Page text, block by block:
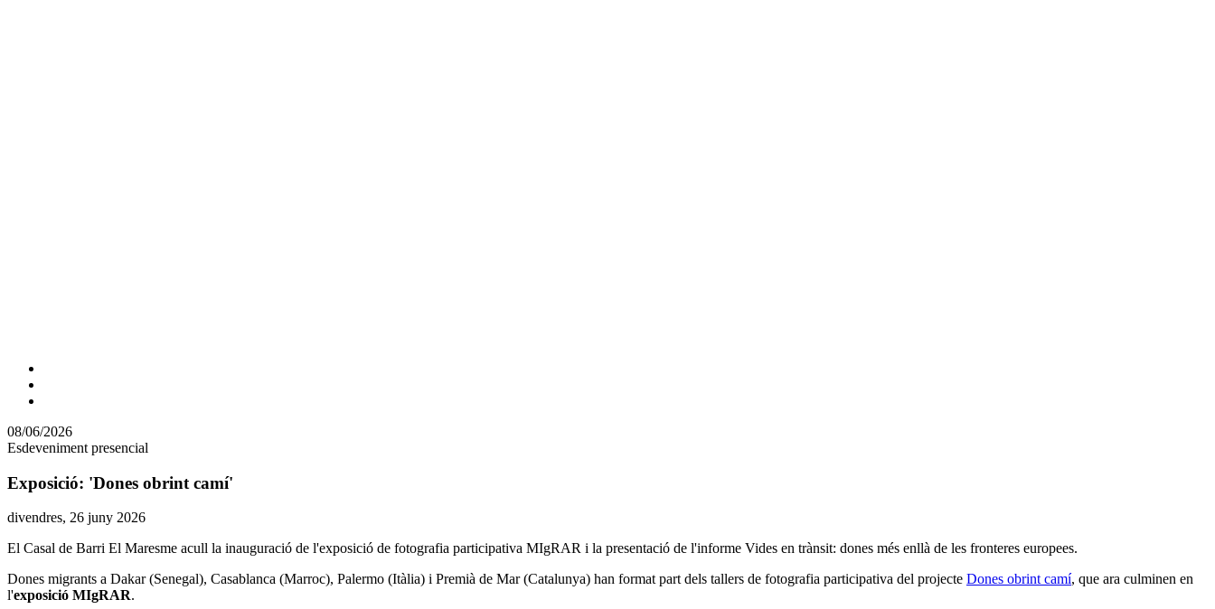
Comparteix
altres
xarxes
08/06/2026
Esdeveniment presencial
Exposició: 'Dones obrint camí'
Data
l'esdeveniment:
divendres, 26 juny 2026
El Casal de Barri El Maresme acull la inauguració de l'exposició de fotografia participativa MIgRAR i la presentació de l'informe Vides en trànsit: dones més enllà de les fronteres europees.
Dones migrants a Dakar (Senegal), Casablanca (Marroc), Palermo (Itàlia) i Premià de Mar (Catalunya) han format part dels tallers de fotografia participativa del projecte Dones obrint camí, que ara culminen en
l'exposició MIgRAR.